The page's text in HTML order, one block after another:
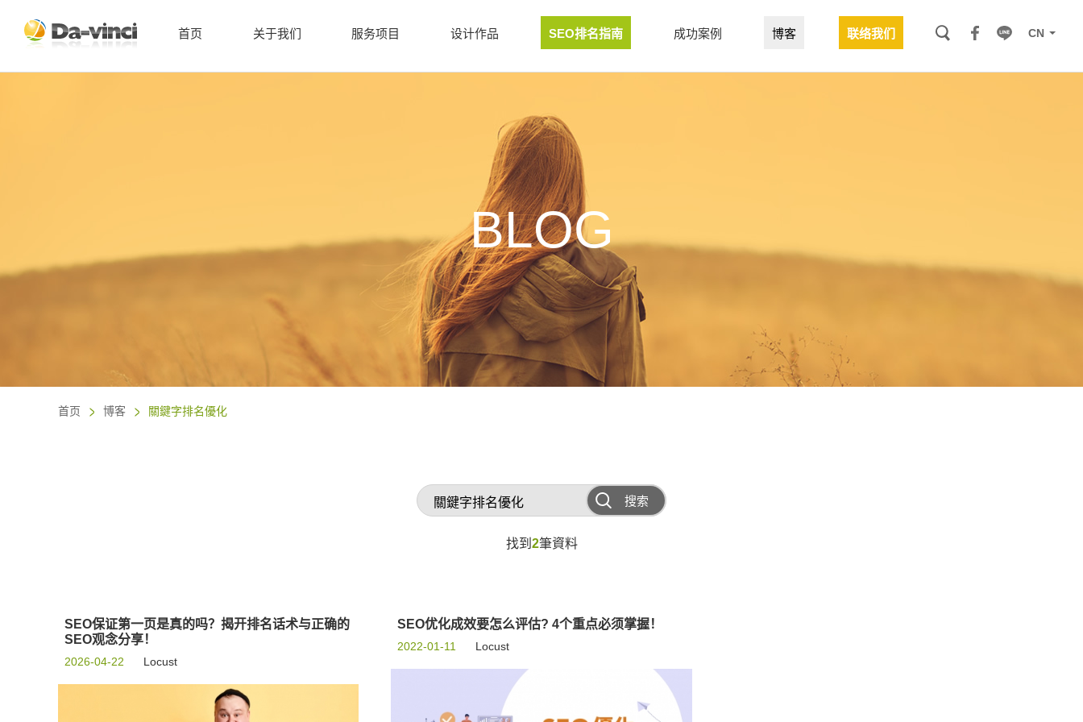
CN
首页 关于我们 服务项目 设计作品 SEO排名指南 成功案例 博客 联络我们
BLOG
首页 博客 關鍵字排名優化
搜索
找到 2筆資料
SEO保证第一页是真的吗？揭开排名话术与正确的
SEO观念分享！
2026-04-22 Locust
SEO优化成效要怎么评估? 4个重点必须掌握！
2022-01-11 Locust